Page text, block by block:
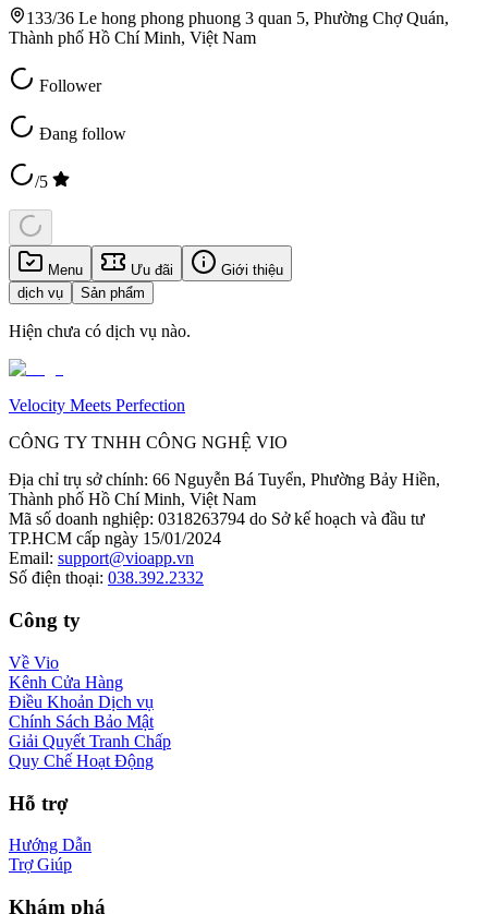
133/36 Le hong phong phuong 3 quan 5, Phường Chợ Quán,
Thành phố Hồ Chí Minh, Việt Nam
Follower
Đang follow
/5
Menu Ưu đãi
Giới thiệu
dịch vụ
Sản phẩm
Hiện chưa có dịch vụ nào.
Velocity Meets Perfection
CÔNG TY TNHH CÔNG NGHỆ VIO
Địa chỉ trụ sở chính: 66 Nguyễn Bá Tuyển, Phường Bảy Hiền,
Thành phố Hồ Chí Minh, Việt Nam
Mã số doanh nghiệp: 0318263794 do Sở kế hoạch và đầu tư
TP.HCM cấp ngày 15/01/2024
Email: support@vioapp.vn
Số điện thoại: 038.392.2332
Công ty
Về Vio
Kênh Cửa Hàng
Điều Khoản Dịch vụ
Chính Sách Bảo Mật
Giải Quyết Tranh Chấp
Quy Chế Hoạt Động
Hỗ trợ
Hướng Dẫn
Trợ Giúp
Khám phá